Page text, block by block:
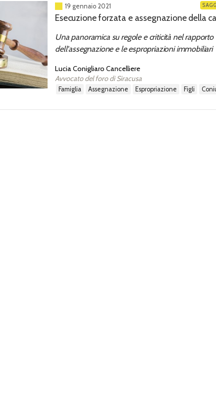
19 gennaio 2021
Esecuzione forzata e assegnazione della
Una panoramica su regole e criticità nel
dell'assegnazione e le espropriazioni immobiliari
Lucia Conigliaro Cancelliere
Avvocato del foro di Siracusa
famiglia assegnazione espropriazione figli